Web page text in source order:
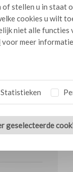
stellen u in staat
cookies u wilt
niet alle functies
voor meer
Statistieken
geselecteerde
1 l